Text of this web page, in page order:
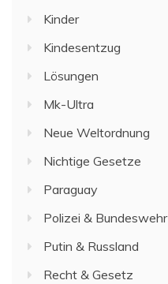
Kinder
Kindesentzug
Lösungen
Mk-Ultra
Neue Weltordnung
Nichtige Gesetze
Paraguay
Polizei & Bundeswehr
Putin & Russland
Recht & Gesetz